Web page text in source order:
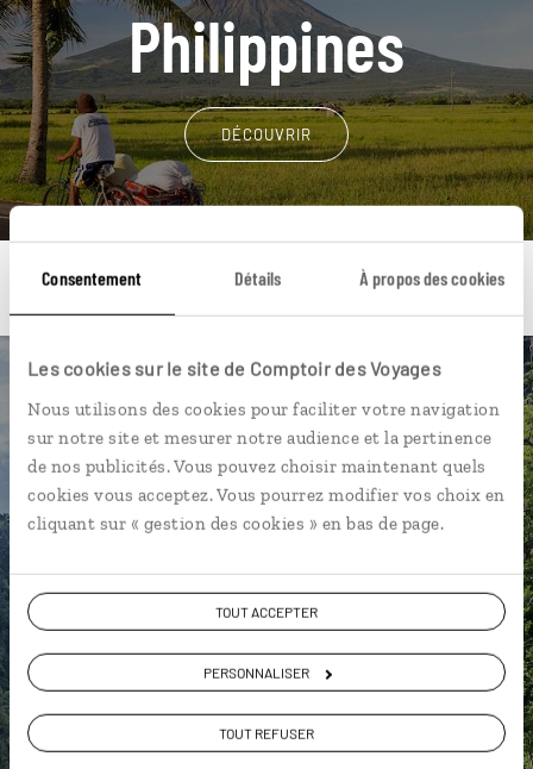
Consentement Détails À propos des cookies
Les cookies sur le site de Comptoir des Voyages
Nous utilisons des cookies pour faciliter votre navigation
sur notre site et mesurer notre audience et la pertinence
de nos publicités. Vous pouvez choisir maintenant quels
cookies vous acceptez. Vous pourrez modifier vos choix en
cliquant sur « gestion des cookies » en bas de page.
TOUT ACCEPTER
PERSONNALISER
TOUT REFUSER
Philippines
DÉCOUVRIR
Une envie de voyage
particulière ?
Snorkeling aux Philippines Banaue
Ifugao Bohol Cimetière chinois